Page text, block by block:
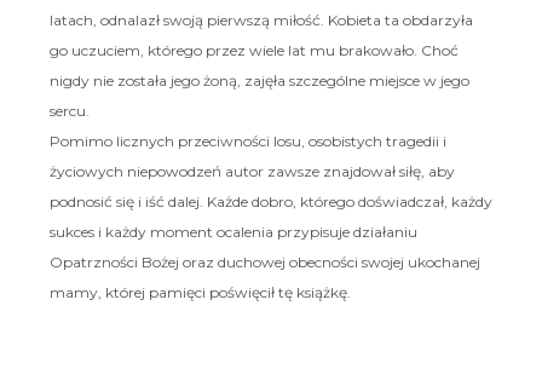
latach, odnalazł swoją pierwszą miłość. Kobieta ta obdarzyła
go uczuciem, którego przez wiele lat mu brakowało. Choć
nigdy nie została jego żoną, zajęła szczególne miejsce w jego
sercu.
Pomimo licznych przeciwności losu, osobistych tragedii i
życiowych niepowodzeń autor zawsze znajdował siłę, aby
podnosić się i iść dalej. Każde dobro, którego doświadczał, każdy
sukces i każdy moment ocalenia przypisuje działaniu
Opatrzności Bożej oraz duchowej obecności swojej ukochanej
mamy, której pamięci poświęcił tę książkę.